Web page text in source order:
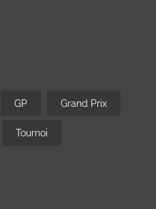
GP Grand Prix
Tournoi